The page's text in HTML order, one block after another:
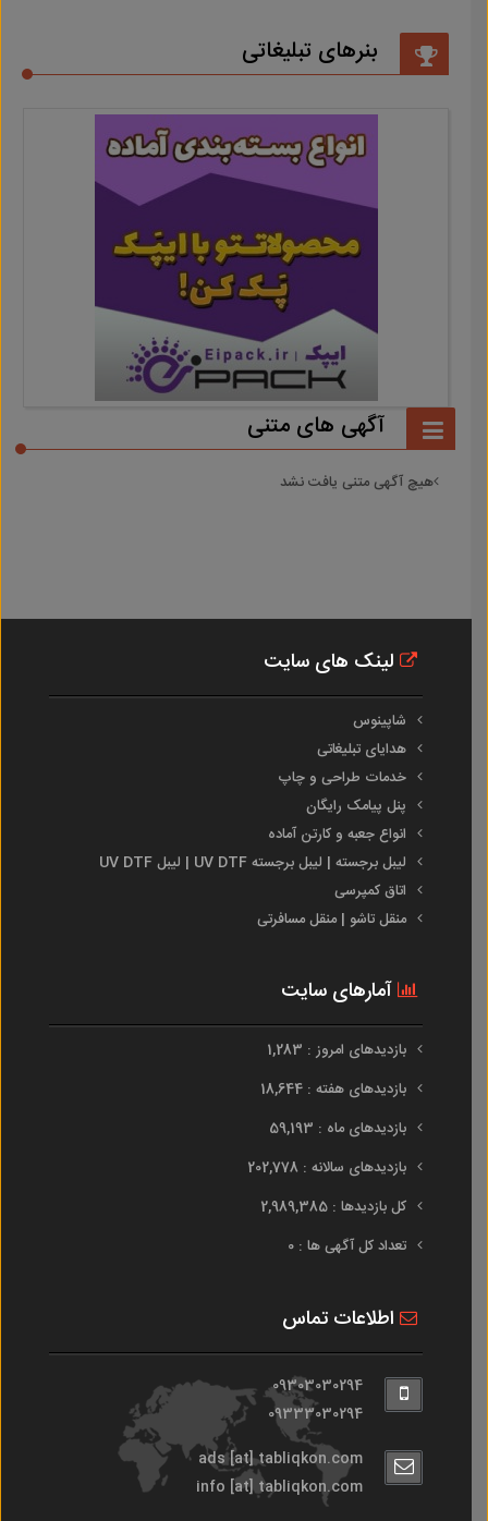
بنرهای تبلیغاتی
آگهی های متنی
هیچ آگهی متنی یافت نشد
لینک های سایت
شاپینوس
هدایای تبلیغاتی
خدمات طراحی و چاپ
پنل پیامک رایگان
انواع جعبه و کارتن آماده
لیبل برجسته | لیبل برجسته UV DTF | لیبل UV DTF
اتاق کمپرسی
منقل تاشو | منقل مسافرتی
آمارهای سایت
بازدیدهای امروز : 1,283
بازدیدهای هفته : 18,644
بازدیدهای ماه : 59,193
بازدیدهای سالانه : 202,778
کل بازدیدها : 2,989,385
تعداد کل آگهی ها : 0
اطلاعات تماس
09303030294
09333030294
ads [at] tabliqkon.com
info [at] tabliqkon.com